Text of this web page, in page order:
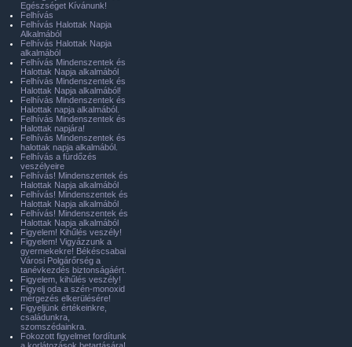
Egészséget Kívánunk!
Felhívás
Felhívás Halottak Napja
Alkalmából
Felhívás Halottak Napja
alkalmából
Felhívás Mindenszentek és
Halottak Napja alkalmából
Felhívás Mindenszentek és
Halottak Napja alkalmából!
Felhívás Mindenszentek és
Halottak napja alkalmából.
Felhívás Mindenszentek és
Halottak napjára!
Felhívás Mindenszentek és
halottak napja alkalmából.
Felhívás a fürdőzés
veszélyeire
Felhívás! Mindenszentek és
Halottak Napja alkalmából
Felhívás! Mindenszentek és
Halottak Napja alkalmából
Felhívás! Mindenszentek és
Halottak Napja alkalmából
Figyelem! Kihűlés veszély!
Figyelem! Vigyázzunk a
gyermekekre! Békéscsabai
Városi Polgárőrség a
tanévkezdés biztonságáért.
Figyelem, kihűlés veszély!
Figyelj oda a szén-monoxid
mérgezés elkerülésére!
Figyeljünk értékeinkre,
családunkra,
szomszédainkra.
Fokozott figyelmet fordítunk